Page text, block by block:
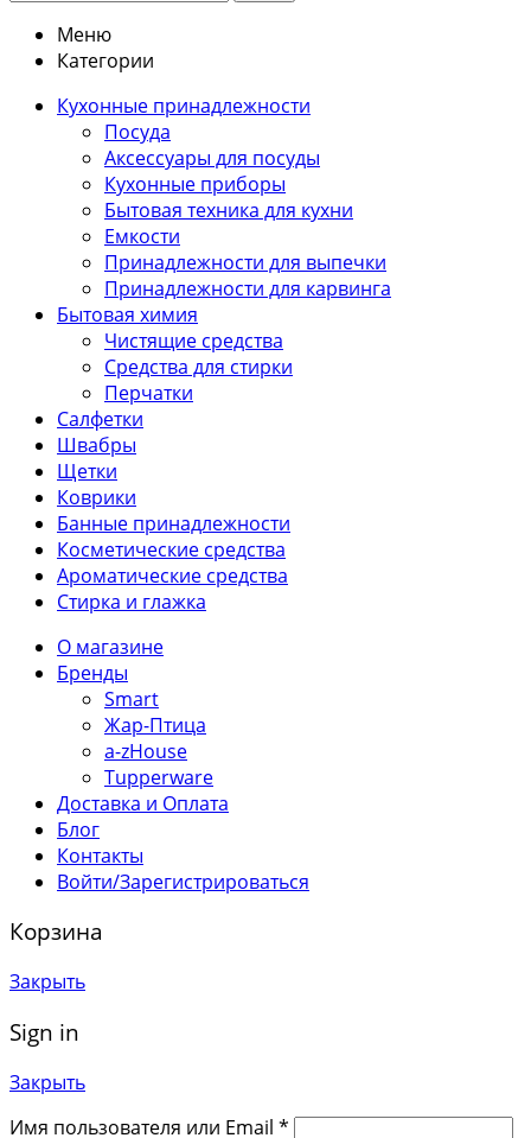
Меню
Категории
Кухонные принадлежности
Посуда
Аксессуары для посуды
Кухонные приборы
Бытовая техника для кухни
Емкости
Принадлежности для выпечки
Принадлежности для карвинга
Бытовая химия
Чистящие средства
Средства для стирки
Перчатки
Салфетки
Швабры
Щетки
Коврики
Банные принадлежности
Косметические средства
Ароматические средства
Стирка и глажка
О магазине
Бренды
Smart
Жар-Птица
a-zHouse
Tupperware
Доставка и Оплата
Блог
Контакты
Войти/Зарегистрироваться
Корзина
Закрыть
Sign in
Закрыть
Имя пользователя или Email *